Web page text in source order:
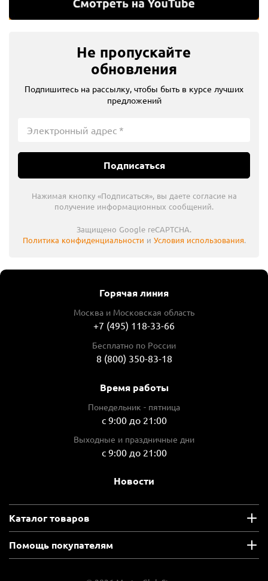
Не пропускайте
обновления
Подпишитесь на рассылку, чтобы быть в курсе лучших
предложений
Подписаться
Нажимая кнопку «Подписаться», вы даете согласие на
получение информационных сообщений.
Защищено Google reCAPTCHA.
Политика конфиденциальности и Условия использования.
Горячая линия
Москва и Московская область
+7 (495) 118-33-66
Бесплатно по России
8 (800) 350-83-18
Время работы
Понедельник - пятница
с 9:00 до 21:00
Выходные и праздничные дни
с 9:00 до 21:00
Новости
Каталог товаров
Помощь покупателям